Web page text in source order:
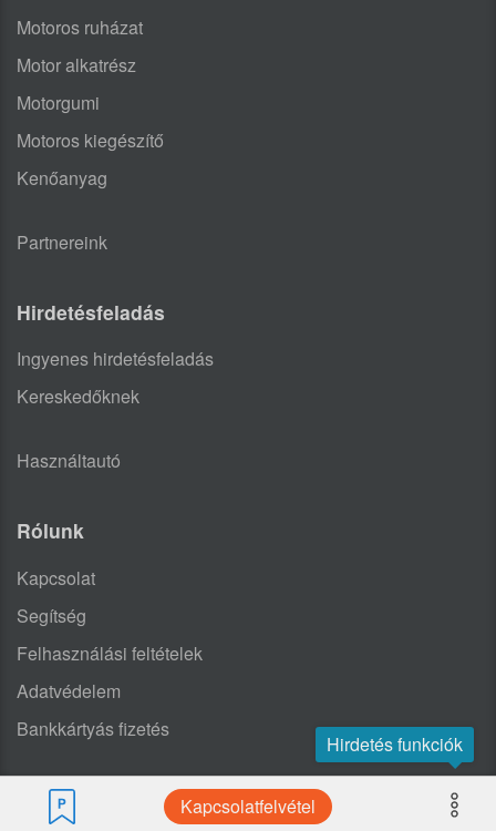
Kapcsolatfelvétel
Hirdetés funkciók
Motoros ruházat
Motor alkatrész
Motorgumi
Motoros kiegészítő
Kenőanyag
Partnereink
Hirdetésfeladás
Ingyenes hirdetésfeladás
Kereskedőknek
Használtautó
Rólunk
Kapcsolat
Segítség
Felhasználási feltételek
Adatvédelem
Bankkártyás fizetés